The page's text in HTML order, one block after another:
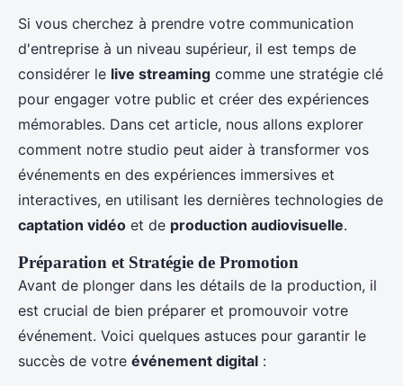
Si vous cherchez à prendre votre communication
d'entreprise à un niveau supérieur, il est temps de
considérer le live streaming comme une stratégie clé
pour engager votre public et créer des expériences
mémorables. Dans cet article, nous allons explorer
comment notre studio peut aider à transformer vos
événements en des expériences immersives et
interactives, en utilisant les dernières technologies de
captation vidéo et de production audiovisuelle.
Préparation et Stratégie de Promotion
Avant de plonger dans les détails de la production, il
est crucial de bien préparer et promouvoir votre
événement. Voici quelques astuces pour garantir le
succès de votre événement digital :